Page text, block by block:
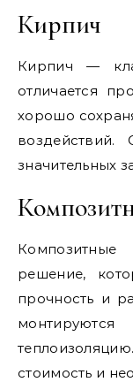
Кирпич
Кирпич —
отличается
хорошо
воздействий.
значительных
решение,
прочность и
стоимость и